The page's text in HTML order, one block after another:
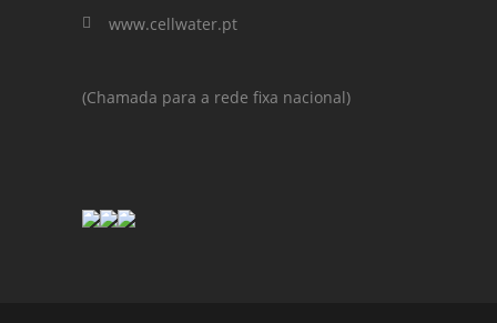
www.cellwater.pt
(Chamada para a rede fixa nacional)